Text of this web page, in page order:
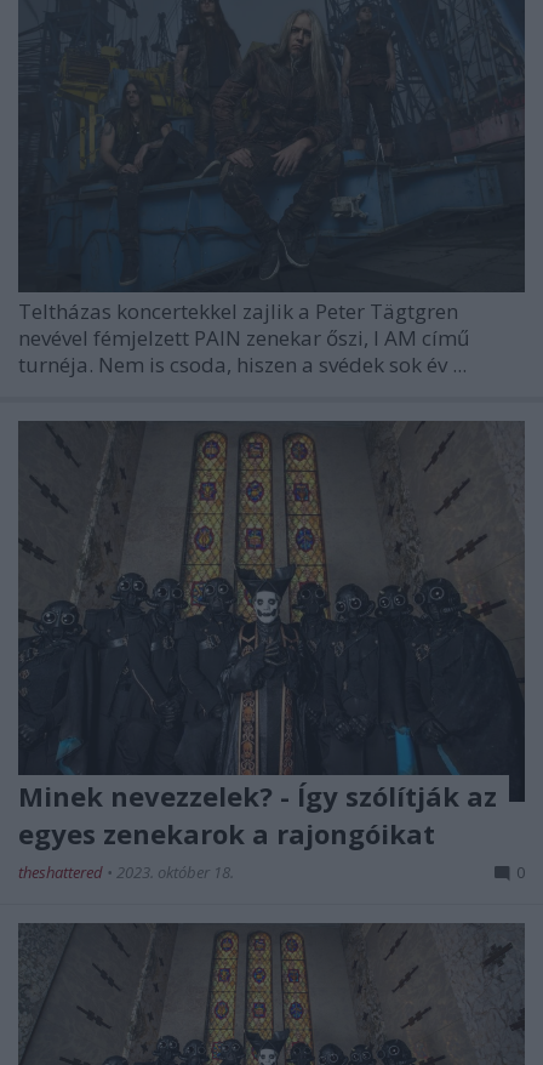
Teltházas koncertekkel zajlik a Peter Tägtgren
nevével fémjelzett PAIN zenekar őszi, I AM című
turnéja. Nem is csoda, hiszen a svédek sok év ...
Minek nevezzelek? - Így szólítják az
egyes zenekarok a rajongóikat
theshattered • 2023. október 18. 0